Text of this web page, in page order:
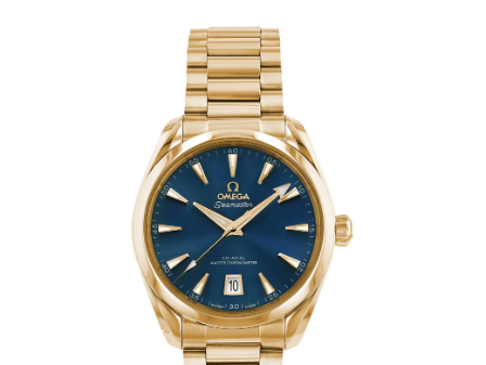
Zu Produktinformationen springen